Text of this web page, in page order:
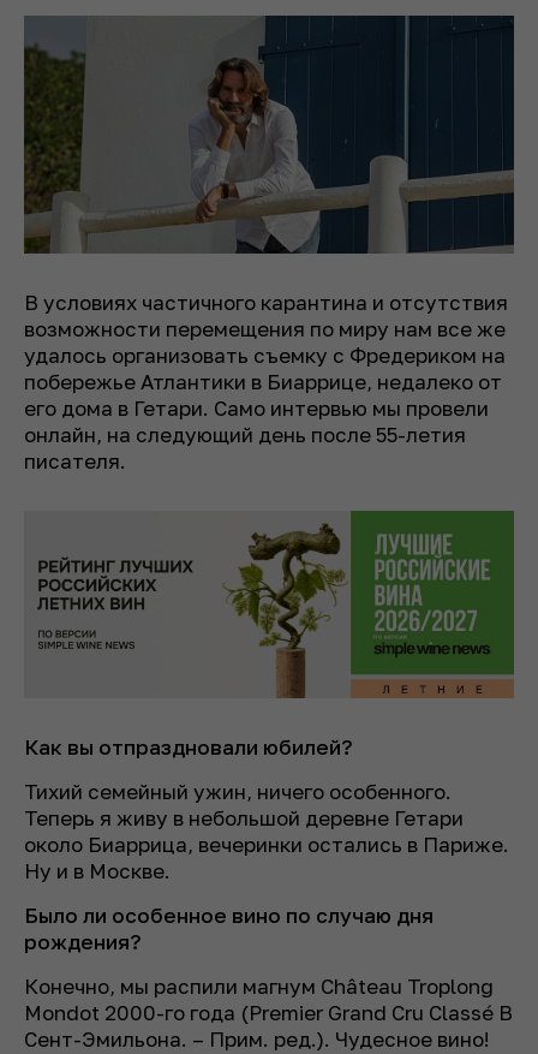
В условиях частичного карантина и отсутствия
возможности перемещения по миру нам все же
удалось организовать съемку с Фредериком на
побережье Атлантики в Биаррице, недалеко от
его дома в Гетари. Само интервью мы провели
онлайн, на следующий день после 55-летия
писателя.
Как вы отпраздновали юбилей?
Тихий семейный ужин, ничего особенного.
Теперь я живу в небольшой деревне Гетари
около Биаррица, вечеринки остались в Париже.
Ну и в Москве.
Было ли особенное вино по случаю дня
рождения?
Конечно, мы распили магнум Château Troplong
Mondot 2000-го года (Premier Grand Cru Classé B
Сент-Эмильона. – Прим. ред.). Чудесное вино!